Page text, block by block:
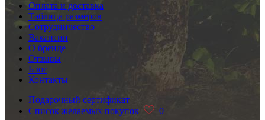
Оплата и доставка
Таблица размеров
Сотрудничество
Вакансии
О бренде
Отзывы
Блог
Контакты
Подарочный сертификат
Список желаемых покупок
0